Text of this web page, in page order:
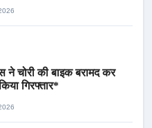
ने चोरी की बाइक बरामद कर
गिरफ्तार*